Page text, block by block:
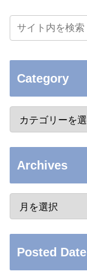
Category
Archives
Posted Date